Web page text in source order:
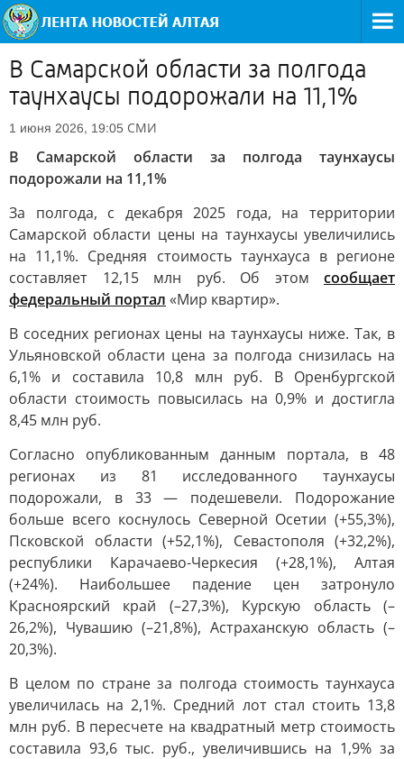
В Самарской области за полгода
таунхаусы подорожали на 11,1%
1 июня 2026, 19:05 СМИ
В Самарской области за полгода таунхаусы
подорожали на 11,1%
За полгода, с декабря 2025 года, на территории
Самарской области цены на таунхаусы увеличились
на 11,1%. Средняя стоимость таунхауса в регионе
составляет 12,15 млн руб. Об этом сообщает
федеральный портал «Мир квартир».
В соседних регионах цены на таунхаусы ниже. Так, в
Ульяновской области цена за полгода снизилась на
6,1% и составила 10,8 млн руб. В Оренбургской
области стоимость повысилась на 0,9% и достигла
8,45 млн руб.
Согласно опубликованным данным портала, в 48
регионах из 81 исследованного таунхаусы
подорожали, в 33 — подешевели. Подорожание
больше всего коснулось Северной Осетии (+55,3%),
Псковской области (+52,1%), Севастополя (+32,2%),
республики Карачаево-Черкесия (+28,1%), Алтая
(+24%). Наибольшее падение цен затронуло
Красноярский край (–27,3%), Курскую область (–
26,2%), Чувашию (–21,8%), Астраханскую область (–
20,3%).
В целом по стране за полгода стоимость таунхауса
увеличилась на 2,1%. Средний лот стал стоить 13,8
млн руб. В пересчете на квадратный метр стоимость
составила 93,6 тыс. руб., увеличившись на 1,9% за